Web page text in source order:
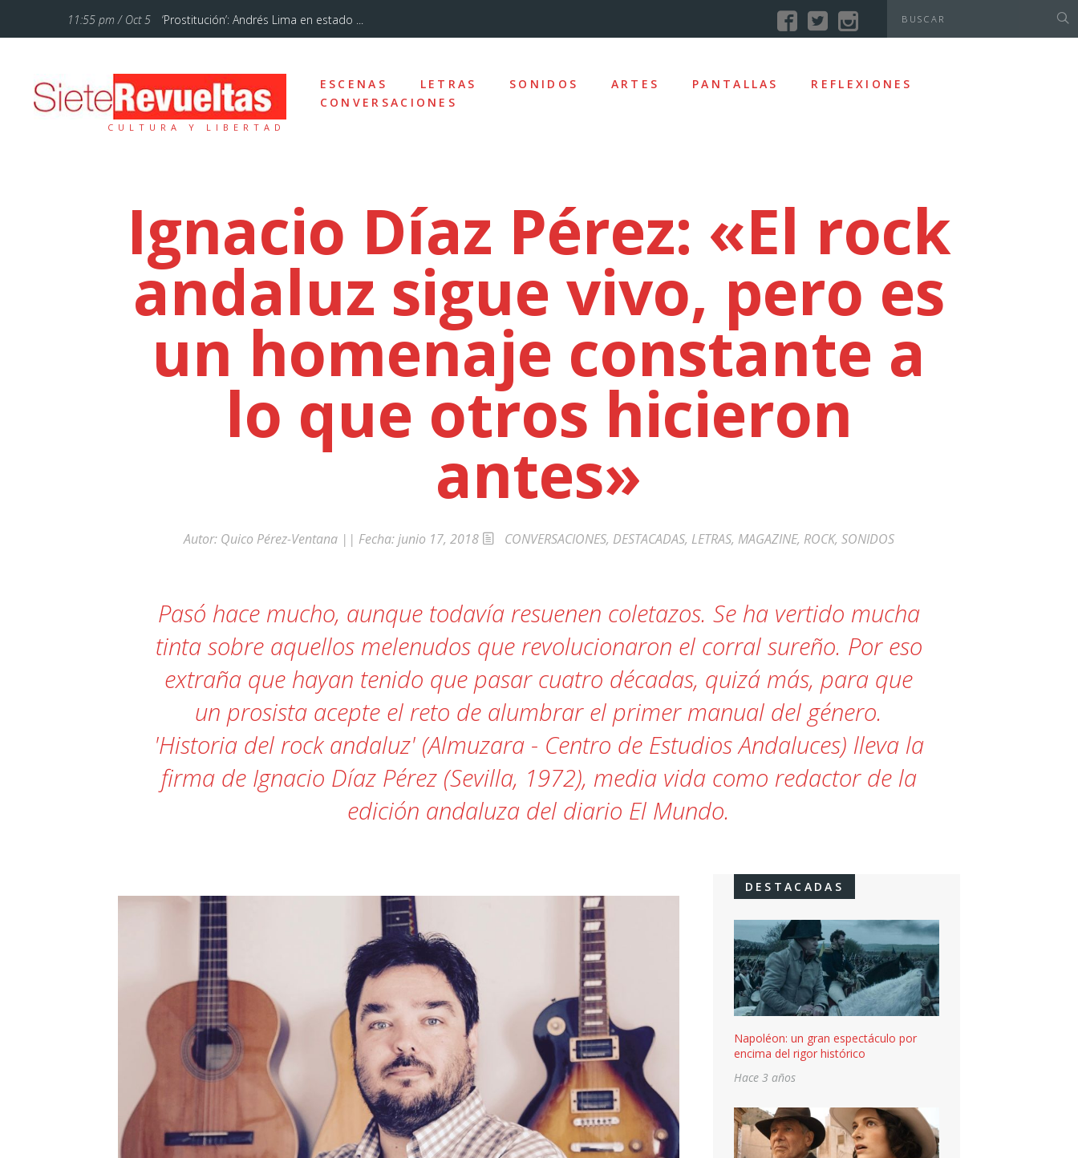
11:55 pm / Oct 5 ‘Prostitución’: Andrés Lima en estado ...
10:46 pm / Ene 18 Cuando lo sencillo se hace sublime
7:43 am / Sep 13 Un poemario bello
12:37 pm / Feb 3 Vienen tiempos de comedia con Teatro de la Ciudad
12:29 pm / Sep 23 Alberto Conejero y la dramaturgia de las ausencias
Un réquiem por el señoritismo andaluz
11:39 pm / May 20 «Hemos pensado en arrojar la toalla»
CULTURA Y LIBERTAD
ESCENAS LETRAS SONIDOS ARTES PANTALLAS
REFLEXIONES
CONVERSACIONES
Ignacio Díaz Pérez: «El rock
andaluz sigue vivo, pero es
un homenaje constante a
lo que otros hicieron
antes»
Autor: Quico Pérez-Ventana|| Fecha:junio 17, 2018 CONVERSACIONES, DESTACADAS, LETRAS, MAGAZINE, ROCK, SONIDOS
Pasó hace mucho, aunque todavía resuenen coletazos. Se ha vertido mucha
tinta sobre aquellos melenudos que revolucionaron el corral sureño. Por eso
extraña que hayan tenido que pasar cuatro décadas, quizá más, para que
un prosista acepte el reto de alumbrar el primer manual del género.
'Historia del rock andaluz' (Almuzara - Centro de Estudios Andaluces) lleva la
firma de Ignacio Díaz Pérez (Sevilla, 1972), media vida como redactor de la
edición andaluza del diario El Mundo.
DESTACADAS
Napoléon: un gran espectáculo por
encima del rigor histórico
Hace 3 años